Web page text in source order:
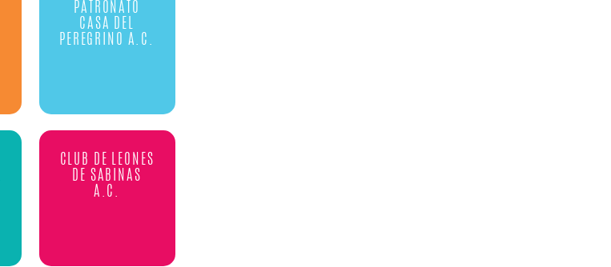
PATRONATO
CASA DEL
PEREGRINO A.C.
CLUB DE LEONES
DE SABINAS
A.C.